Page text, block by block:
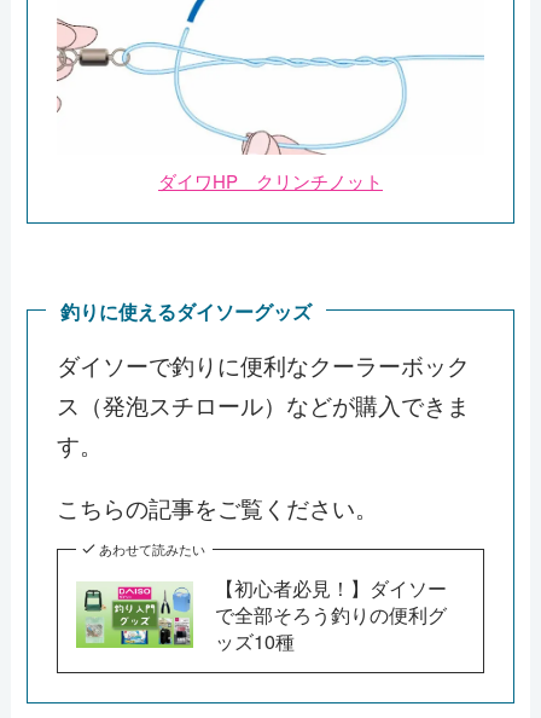
ダイワHP クリンチノット
釣りに使えるダイソーグッズ
ダイソーで釣りに便利なクーラーボック
ス（発泡スチロール）などが購入できま
す。
こちらの記事をご覧ください。
あわせて読みたい
【初心者必見！】ダイソー
で全部そろう釣りの便利グ
ッズ10種